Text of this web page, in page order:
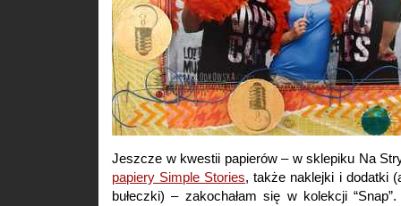
Jeszcze w kwestii papierów – w sklepiku Na
papiery Simple Stories, także naklejki i dodatki
bułeczki) – zakochałam się w kolekcji